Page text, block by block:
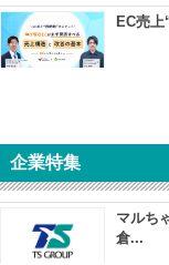
EC売
企業特集
マルち
倉...